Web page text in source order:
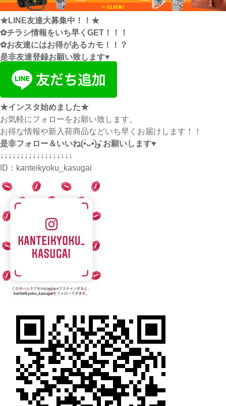
★LINE友達大募集中！！★
✿チラシ情報をいち早くGET！！！
✿お友達にはお得があるカモ！！？
是非友達登録お願い致します♥
★インスタ始めました★
お気軽にフォローをお願い致します。
お得な情報や新入荷商品などいち早くお届けします！！
是非フォロー＆いいね(•̀ᴗ•́)و ̑̑お願いします♥
↓↓↓↓↓↓↓↓↓↓↓↓↓↓↓↓↓↓
ID： kanteikyoku_kasugai